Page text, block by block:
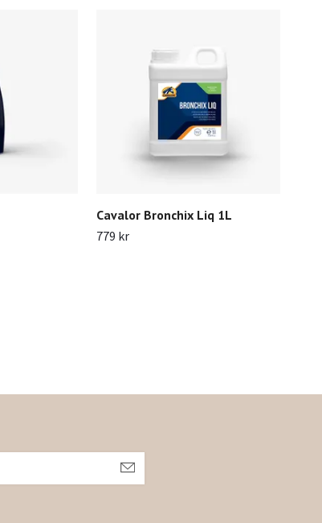
Cavalor Bronchix Liq 1L
779 kr